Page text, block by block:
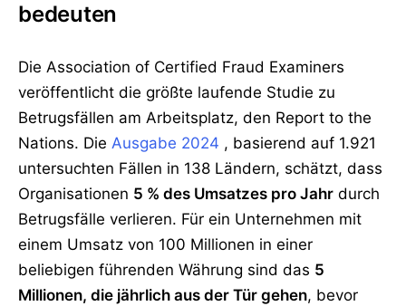
bedeuten
Die Association of Certified Fraud Examiners
veröffentlicht die größte laufende Studie zu
Betrugsfällen am Arbeitsplatz, den Report to the
Nations. Die Ausgabe 2024 , basierend auf 1.921
untersuchten Fällen in 138 Ländern, schätzt, dass
Organisationen 5 % des Umsatzes pro Jahr durch
Betrugsfälle verlieren. Für ein Unternehmen mit
einem Umsatz von 100 Millionen in einer
beliebigen führenden Währung sind das 5
Millionen, die jährlich aus der Tür gehen, bevor